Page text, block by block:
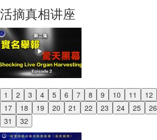
活摘真相讲座
1 2 3 4 5 6 7 8 9 10 11 12
17
18 19 20 21 22 23 24 25 26
31
32
Previous
Next